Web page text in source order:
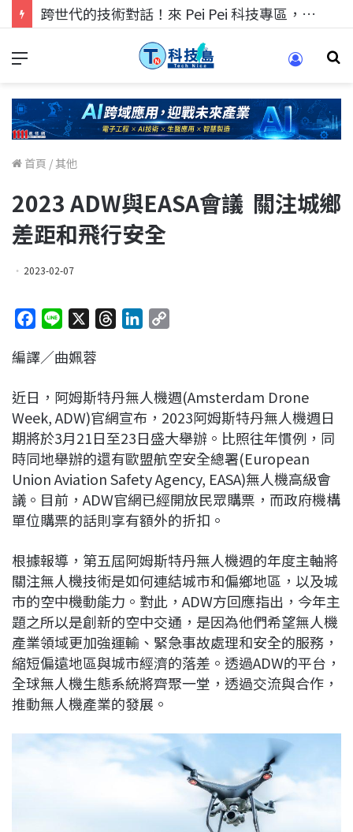
跨世代的技術對話！來 Pei Pei 科技專區，用專業洞察引領學弟妹成長
首頁 /其他
2023 ADW與EASA會議 關注城鄉
差距和飛行安全
2023-02-07
c
b
o
o
k
n
a
d
s
e
d
I
n
L
i
n
k
編譯／曲姵蓉
近日，阿姆斯特丹無人機週(Amsterdam Drone
Week, ADW)官網宣布，2023阿姆斯特丹無人機週日
期將於3月21日至23日盛大舉辦。比照往年慣例，同
時同地舉辦的還有歐盟航空安全總署(European
Union Aviation Safety Agency, EASA)無人機高級會
議。目前，ADW官網已經開放民眾購票，而政府機構
單位購票的話則享有額外的折扣。
根據報導，第五屆阿姆斯特丹無人機週的年度主軸將
關注無人機技術是如何連結城市和偏鄉地區，以及城
市的空中機動能力。對此，ADW方回應指出，今年主
題之所以是創新的空中交通，是因為他們希望無人機
產業領域更加強運輸、緊急事故處理和安全的服務，
縮短偏遠地區與城市經濟的落差。透過ADW的平台，
全球無人機生態系統將齊聚一堂，透過交流與合作，
推動無人機產業的發展。